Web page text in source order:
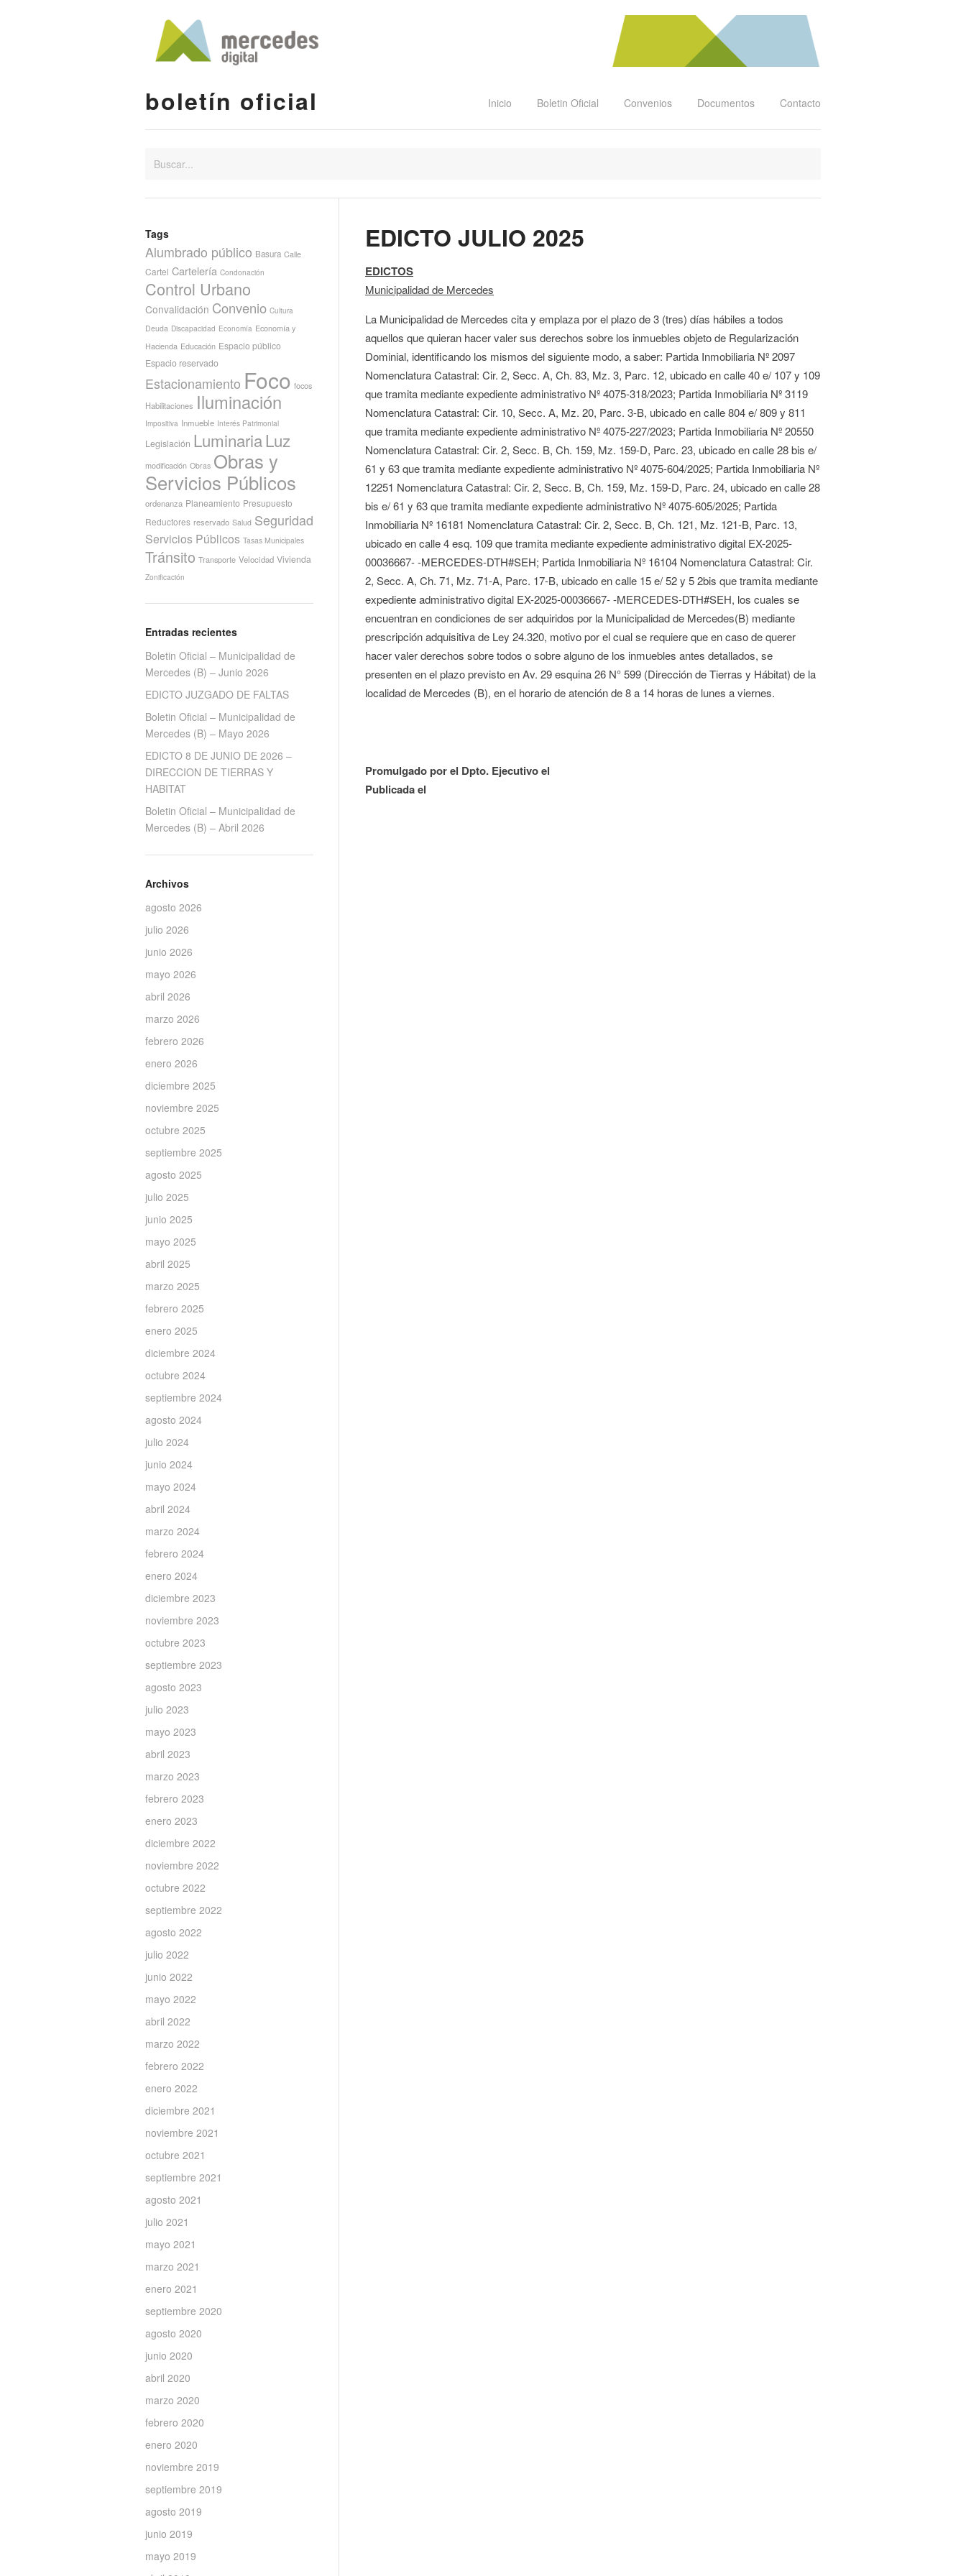
boletín oficial Inicio Boletin Oficial Convenios Documentos Contacto
EDICTO JULIO 2025
EDICTOS
Municipalidad de Mercedes
La Municipalidad de Mercedes cita y emplaza por el plazo de 3 (tres) días hábiles a todos
aquellos que quieran hacer valer sus derechos sobre los inmuebles objeto de Regularización
Dominial, identificando los mismos del siguiente modo, a saber: Partida Inmobiliaria Nº 2097
Nomenclatura Catastral: Cir. 2, Secc. A, Ch. 83, Mz. 3, Parc. 12, ubicado en calle 40 e/ 107 y 109
que tramita mediante expediente administrativo Nº 4075-318/2023; Partida Inmobiliaria Nº 3119
Nomenclatura Catastral: Cir. 10, Secc. A, Mz. 20, Parc. 3-B, ubicado en calle 804 e/ 809 y 811
que tramita mediante expediente administrativo Nº 4075-227/2023; Partida Inmobiliaria Nº 20550
Nomenclatura Catastral: Cir. 2, Secc. B, Ch. 159, Mz. 159-D, Parc. 23, ubicado en calle 28 bis e/
61 y 63 que tramita mediante expediente administrativo Nº 4075-604/2025; Partida Inmobiliaria Nº
12251 Nomenclatura Catastral: Cir. 2, Secc. B, Ch. 159, Mz. 159-D, Parc. 24, ubicado en calle 28
bis e/ 61 y 63 que tramita mediante expediente administrativo Nº 4075-605/2025; Partida
Inmobiliaria Nº 16181 Nomenclatura Catastral: Cir. 2, Secc. B, Ch. 121, Mz. 121-B, Parc. 13,
ubicado en calle 4 esq. 109 que tramita mediante expediente administrativo digital EX-2025-
00036667- -MERCEDES-DTH#SEH; Partida Inmobiliaria Nº 16104 Nomenclatura Catastral: Cir.
2, Secc. A, Ch. 71, Mz. 71-A, Parc. 17-B, ubicado en calle 15 e/ 52 y 5 2bis que tramita mediante
expediente administrativo digital EX-2025-00036667- -MERCEDES-DTH#SEH, los cuales se
encuentran en condiciones de ser adquiridos por la Municipalidad de Mercedes(B) mediante
prescripción adquisitiva de Ley 24.320, motivo por el cual se requiere que en caso de querer
hacer valer derechos sobre todos o sobre alguno de los inmuebles antes detallados, se
presenten en el plazo previsto en Av. 29 esquina 26 N° 599 (Dirección de Tierras y Hábitat) de la
localidad de Mercedes (B), en el horario de atención de 8 a 14 horas de lunes a viernes.
Promulgado por el Dpto. Ejecutivo el
Publicada el
Tags
Alumbrado público Basura Calle
Cartel Cartelería Condonación
Control Urbano
Convalidación Convenio Cultura
Deuda Discapacidad Economía Economía y
Hacienda Educación Espacio público
Espacio reservado
Estacionamiento Foco focos
Habilitaciones Iluminación
Impositiva Inmueble Interés Patrimonial
Legislación LuminariaLuz
modificación Obras Obras y
Servicios Públicos
ordenanza Planeamiento Presupuesto
Reductores reservado Salud Seguridad
Servicios Públicos Tasas Municipales
Tránsito Transporte Velocidad Vivienda
Zonificación
Entradas recientes
Boletin Oficial – Municipalidad de
Mercedes (B) – Junio 2026
EDICTO JUZGADO DE FALTAS
Boletin Oficial – Municipalidad de
Mercedes (B) – Mayo 2026
EDICTO 8 DE JUNIO DE 2026 –
DIRECCION DE TIERRAS Y
HABITAT
Boletin Oficial – Municipalidad de
Mercedes (B) – Abril 2026
Archivos
agosto 2026
julio 2026
junio 2026
mayo 2026
abril 2026
marzo 2026
febrero 2026
enero 2026
diciembre 2025
noviembre 2025
octubre 2025
septiembre 2025
agosto 2025
julio 2025
junio 2025
mayo 2025
abril 2025
marzo 2025
febrero 2025
enero 2025
diciembre 2024
octubre 2024
septiembre 2024
agosto 2024
julio 2024
junio 2024
mayo 2024
abril 2024
marzo 2024
febrero 2024
enero 2024
diciembre 2023
noviembre 2023
octubre 2023
septiembre 2023
agosto 2023
julio 2023
mayo 2023
abril 2023
marzo 2023
febrero 2023
enero 2023
diciembre 2022
noviembre 2022
octubre 2022
septiembre 2022
agosto 2022
julio 2022
junio 2022
mayo 2022
abril 2022
marzo 2022
febrero 2022
enero 2022
diciembre 2021
noviembre 2021
octubre 2021
septiembre 2021
agosto 2021
julio 2021
mayo 2021
marzo 2021
enero 2021
septiembre 2020
agosto 2020
junio 2020
abril 2020
marzo 2020
febrero 2020
enero 2020
noviembre 2019
septiembre 2019
agosto 2019
junio 2019
mayo 2019